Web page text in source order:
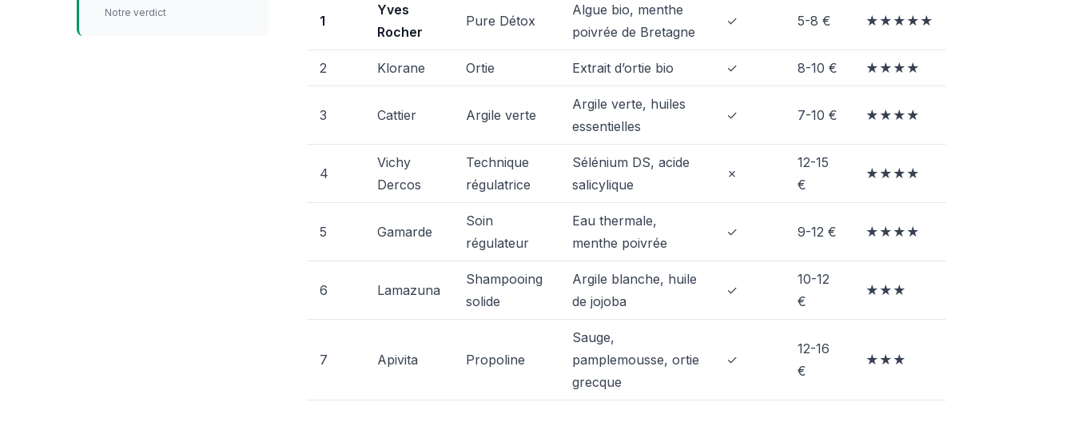
Notre verdict
1
Yves
Rocher
Pure Détox
Algue bio, menthe
poivrée de Bretagne
✓ 5-8 € ★★★★★
2 Klorane Ortie Extrait d’ortie bio ✓ 8-10 € ★★★★
3 Cattier Argile verte
Argile verte, huiles
essentielles
✓ 7-10 € ★★★★
4
Vichy
Dercos
Technique
régulatrice
Sélénium DS, acide
salicylique
✗
12-15
€
★★★★
5 Gamarde
Soin
régulateur
Eau thermale,
menthe poivrée
✓ 9-12 € ★★★★
6 Lamazuna
Shampooing
solide
Argile blanche, huile
de jojoba
✓
10-12
€
★★★
7 Apivita Propoline
Sauge,
pamplemousse, ortie
grecque
✓
12-16
€
★★★